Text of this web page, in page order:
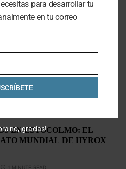
confirmas que has leído y
enviada por esta forma.
EN ESTOCOLMO: EL
MUNDIAL DE HYROX
1 MINUTE READ
para desarrollar tu
en tu correo
no, ¡gracias!